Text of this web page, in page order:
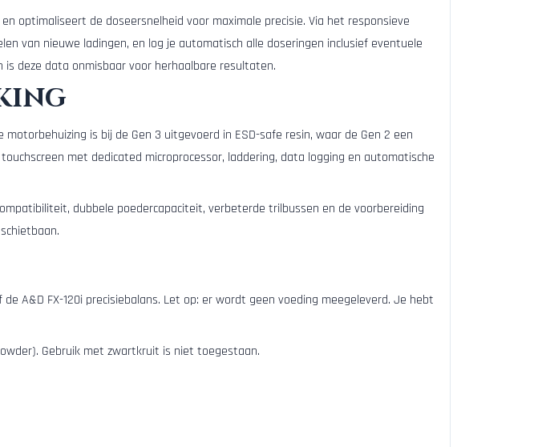
optimaliseert de doseersnelheid voor maximale precisie. Via het responsieve
van nieuwe ladingen, en log je automatisch alle doseringen inclusief eventuele
deze data onmisbaar voor herhaalbare resultaten.
is bij de Gen 3 uitgevoerd in ESD-safe resin, waar de Gen 2 een
met dedicated microprocessor, laddering, data logging en automatische
dubbele poedercapaciteit, verbeterde trilbussen en de voorbereiding
A&D FX-120i precisiebalans. Let op: er wordt geen voeding meegeleverd. Je hebt
Gebruik met zwartkruit is niet toegestaan.